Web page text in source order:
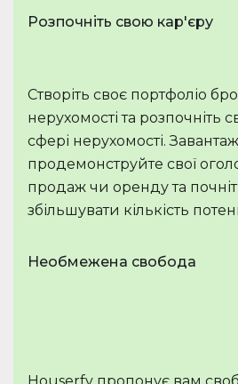
Розпочніть свою кар'єру
Створіть своє портфоліо
нерухомості та розпочніть
сфері нерухомості.
продемонструйте свої
продаж чи оренду та
збільшувати кількість
Необмежена свобода